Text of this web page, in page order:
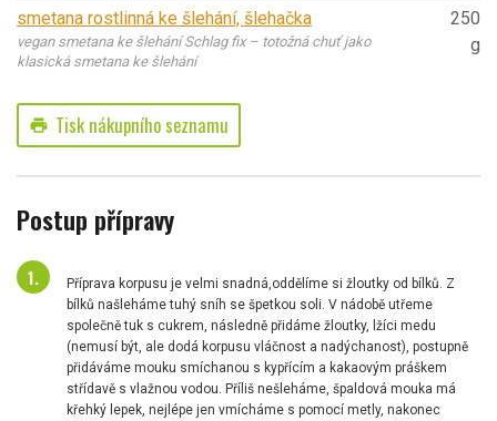
smetana rostlinná ke šlehání, šlehačka
vegan smetana ke šlehání Schlag fix – totožná chuť jako
klasická smetana ke šlehání
250
g
print Tisk nákupního seznamu
Postup přípravy
Příprava korpusu je velmi snadná,oddělíme si žloutky od bílků. Z
bílků našleháme tuhý sníh se špetkou soli. V nádobě utřeme
společně tuk s cukrem, následně přidáme žloutky, lžíci medu
(nemusí být, ale dodá korpusu vláčnost a nadýchanost), postupně
přidáváme mouku smíchanou s kypřícím a kakaovým práškem
střídavě s vlažnou vodou. Příliš nešleháme, špaldová mouka má
křehký lepek, nejlépe jen vmícháme s pomocí metly, nakonec